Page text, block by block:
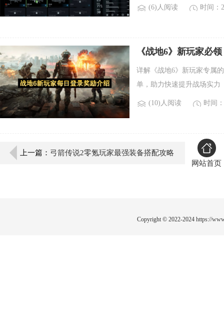
(6)人阅读 时间：
《战地6》新玩家必
详解《战地6》新玩家专属
单，助力快速提升战场实力
(10)人阅读 时间
上一篇： 弓箭传说2零氪玩家最强装备搭配攻略
网站首页
Copyright © 2022-2024 https://